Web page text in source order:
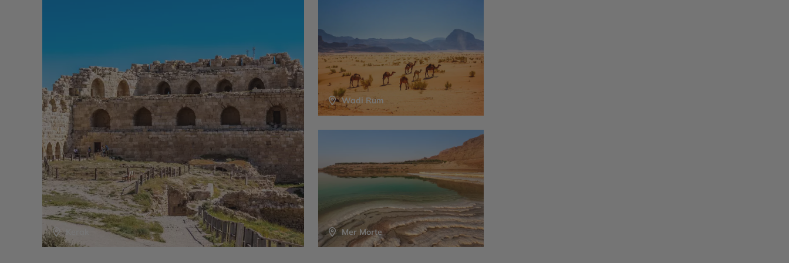
Wadi Rum
Mer Morte